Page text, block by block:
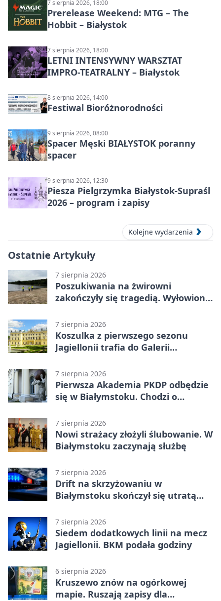
7 sierpnia 2026, 18:00
Prerelease Weekend: MTG – The
Hobbit – Białystok
7 sierpnia 2026, 18:00
LETNI INTENSYWNY WARSZTAT
IMPRO-TEATRALNY – Białystok
8 sierpnia 2026, 14:00
Festiwal Bioróżnorodności
9 sierpnia 2026, 08:00
Spacer Męski BIAŁYSTOK poranny
spacer
9 sierpnia 2026, 12:30
Piesza Pielgrzymka Białystok-Supraśl
2026 – program i zapisy
Kolejne wydarzenia
Ostatnie Artykuły
7 sierpnia 2026
Poszukiwania na żwirowni
zakończyły się tragedią. Wyłowiono
7 sierpnia 2026
Koszulka z pierwszego sezonu
Jagiellonii trafia do Galerii
7 sierpnia 2026
Pierwsza Akademia PKDP odbędzie
się w Białymstoku. Chodzi o
7 sierpnia 2026
Nowi strażacy złożyli ślubowanie. W
Białymstoku zaczynają służbę
7 sierpnia 2026
Drift na skrzyżowaniu w
Białymstoku skończył się utratą
7 sierpnia 2026
Siedem dodatkowych linii na mecz
Jagiellonii. BKM podała godziny
6 sierpnia 2026
Kruszewo znów na ogórkowej
mapie. Ruszają zapisy dla